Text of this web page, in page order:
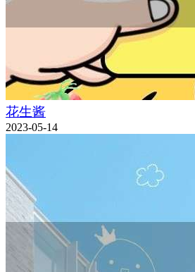
花生酱
2023-05-14